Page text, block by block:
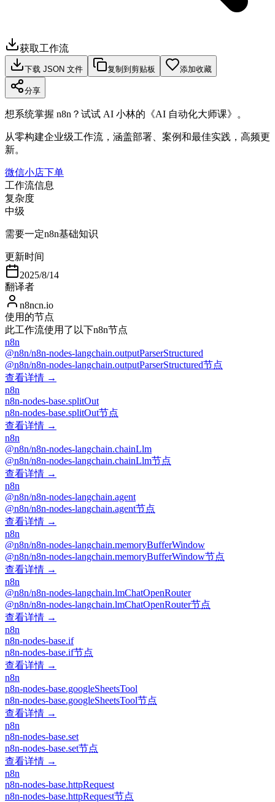
获取工作流
下载 JSON 文件 复制到剪贴板 添加收藏
分享
想系统掌握 n8n？试试 AI 小林的《AI 自动化大师课》。
从零构建企业级工作流，涵盖部署、案例和最佳实践，高频更
新。
微信小店下单
工作流信息
复杂度
中级
需要一定n8n基础知识
更新时间
2025/8/14
翻译者
n8ncn.io
使用的节点
此工作流使用了以下n8n节点
n8n
@n8n/n8n-nodes-langchain.outputParserStructured
@n8n/n8n-nodes-langchain.outputParserStructured节点
查看详情 →
n8n
n8n-nodes-base.splitOut
n8n-nodes-base.splitOut节点
查看详情 →
n8n
@n8n/n8n-nodes-langchain.chainLlm
@n8n/n8n-nodes-langchain.chainLlm节点
查看详情 →
n8n
@n8n/n8n-nodes-langchain.agent
@n8n/n8n-nodes-langchain.agent节点
查看详情 →
n8n
@n8n/n8n-nodes-langchain.memoryBufferWindow
@n8n/n8n-nodes-langchain.memoryBufferWindow节点
查看详情 →
n8n
@n8n/n8n-nodes-langchain.lmChatOpenRouter
@n8n/n8n-nodes-langchain.lmChatOpenRouter节点
查看详情 →
n8n
n8n-nodes-base.if
n8n-nodes-base.if节点
查看详情 →
n8n
n8n-nodes-base.googleSheetsTool
n8n-nodes-base.googleSheetsTool节点
查看详情 →
n8n
n8n-nodes-base.set
n8n-nodes-base.set节点
查看详情 →
n8n
n8n-nodes-base.httpRequest
n8n-nodes-base.httpRequest节点